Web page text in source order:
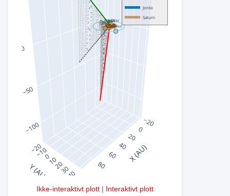
Ikke-interaktivt plott | Interaktivt plott